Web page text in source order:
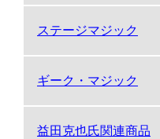
ステージマジック
ギーク・マジック
益田克也氏関連商品